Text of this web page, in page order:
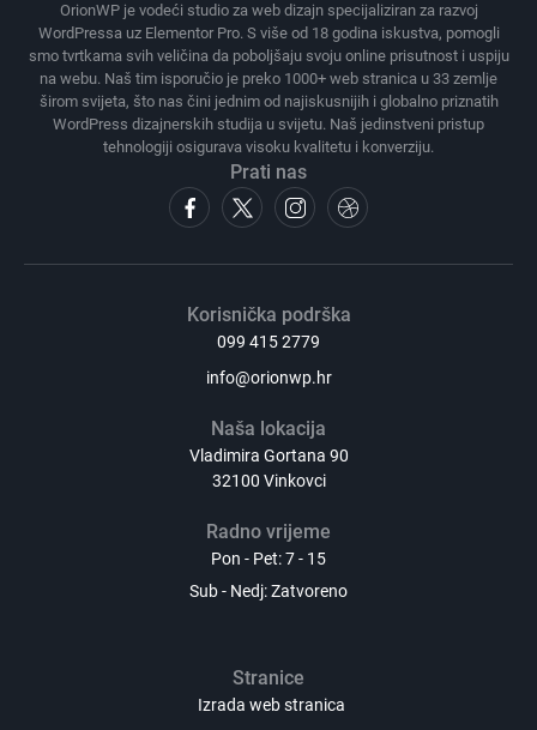
OrionWP je vodeći studio za web dizajn specijaliziran za razvoj
WordPressa uz Elementor Pro. S više od 18 godina iskustva, pomogli
smo tvrtkama svih veličina da poboljšaju svoju online prisutnost i uspiju
na webu. Naš tim isporučio je preko 1000+ web stranica u 33 zemlje
širom svijeta, što nas čini jednim od najiskusnijih i globalno priznatih
WordPress dizajnerskih studija u svijetu. Naš jedinstveni pristup
tehnologiji osigurava visoku kvalitetu i konverziju.
Prati nas
Korisnička podrška
099 415 2779
info@orionwp.hr
Naša lokacija
Vladimira Gortana 90
32100 Vinkovci
Radno vrijeme
Pon - Pet: 7 - 15
Sub - Nedj: Zatvoreno
Stranice
Izrada web stranica